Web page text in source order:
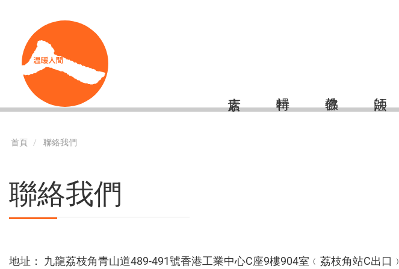
Shortcut
首頁 聯絡我們
聯絡我們
地址： 九龍荔枝角青山道489-491號香港工業中心C座9樓904室﹙荔枝角站C出口﹚